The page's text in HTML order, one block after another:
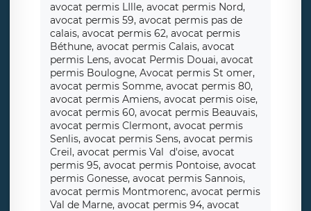
avocat permis LIlle, avocat permis Nord,
avocat permis 59, avocat permis pas de
calais, avocat permis 62, avocat permis
Béthune, avocat permis Calais, avocat
permis Lens, avocat Permis Douai, avocat
permis Boulogne, Avocat permis St omer,
avocat permis Somme, avocat permis 80,
avocat permis Amiens, avocat permis oise,
avocat permis 60, avocat permis Beauvais,
avocat permis Clermont, avocat permis
Senlis, avocat permis Sens, avocat permis
Creil, avocat permis Val d'oise, avocat
permis 95, avocat permis Pontoise, avocat
permis Gonesse, avocat permis Sannois,
avocat permis Montmorenc, avocat permis
Val de Marne, avocat permis 94, avocat